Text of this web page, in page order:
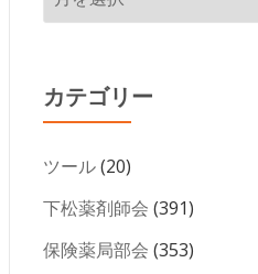
別
カ
ブ
カテゴリー
ツール(20)
下松薬剤師会 (391)
保険薬局部会 (353)